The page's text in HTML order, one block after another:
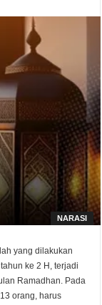
NARASI
yang dilakukan
ke 2 H, terjadi
Ramadhan. Pada
orang, harus